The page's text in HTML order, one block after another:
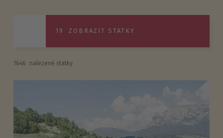
19 ZOBRAZIT STATKY
1646 nalezené statky